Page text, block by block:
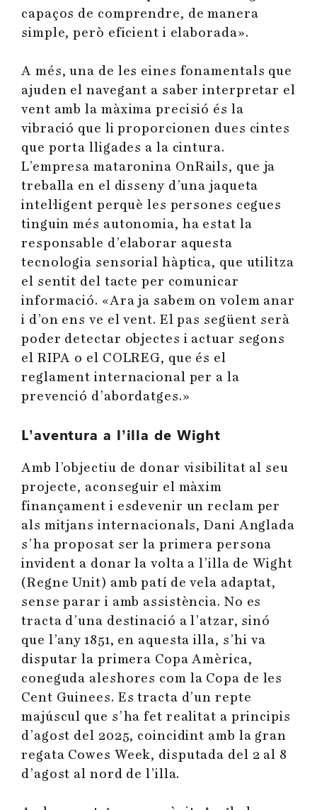
capaços de comprendre, de manera
simple, però eficient i elaborada».
A més, una de les eines fonamentals que
ajuden el navegant a saber interpretar el
vent amb la màxima precisió és la
vibració que li proporcionen dues cintes
que porta lligades a la cintura.
L’empresa mataronina OnRails, que ja
treballa en el disseny d’una jaqueta
intel·ligent perquè les persones cegues
tinguin més autonomia, ha estat la
responsable d’elaborar aquesta
tecnologia sensorial hàptica, que utilitza
el sentit del tacte per comunicar
informació. «Ara ja sabem on volem anar
i d’on ens ve el vent. El pas següent serà
poder detectar objectes i actuar segons
el RIPA o el COLREG, que és el
reglament internacional per a la
prevenció d’abordatges.»
L’aventura a l’illa de Wight
Amb l’objectiu de donar visibilitat al seu
projecte, aconseguir el màxim
finançament i esdevenir un reclam per
als mitjans internacionals, Dani Anglada
s’ha proposat ser la primera persona
invident a donar la volta a l’illa de Wight
(Regne Unit) amb patí de vela adaptat,
sense parar i amb assistència. No es
tracta d’una destinació a l’atzar, sinó
que l’any 1851, en aquesta illa, s’hi va
disputar la primera Copa Amèrica,
coneguda aleshores com la Copa de les
Cent Guinees. Es tracta d’un repte
majúscul que s’ha fet realitat a principis
d’agost del 2025, coincidint amb la gran
regata Cowes Week, disputada del 2 al 8
d’agost al nord de l’illa.